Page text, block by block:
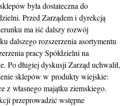
była dostateczna do
Przed Zarządem i dyrekcją
ma iść dalszy rozwój
dalszego rozszerzenia asortymentu
pracy Spółdzielni na
Po długiej dyskusji Zarząd uchwalił,
sklepów w produkty wiejskie:
z własnego majątku ziemskiego.
przeprowadzić wstępne